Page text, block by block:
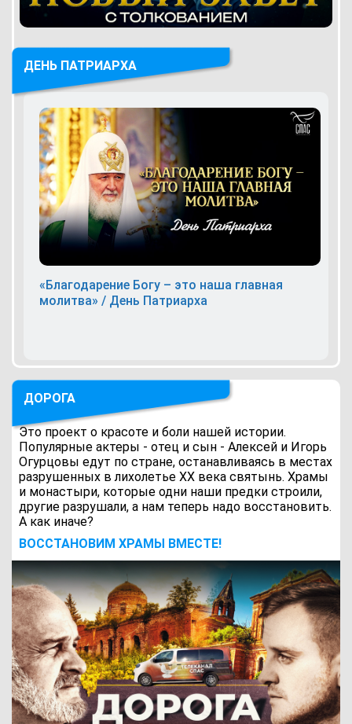
ДЕНЬ ПАТРИАРХА
«Благодарение Богу – это наша главная
молитва» / День Патриарха
ДОРОГА
Это проект о красоте и боли нашей истории.
Популярные актеры - отец и сын - Алексей и Игорь
Огурцовы едут по стране, останавливаясь в местах
разрушенных в лихолетье ХХ века святынь. Храмы
и монастыри, которые одни наши предки строили,
другие разрушали, а нам теперь надо восстановить.
А как иначе?
ВОCСТАНОВИМ ХРАМЫ ВМЕСТЕ!